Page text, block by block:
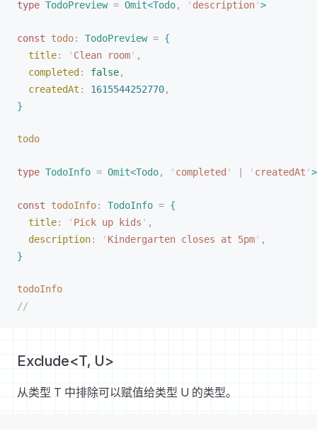
type TodoPreview = Omit<Todo, ' description'>
const todo: TodoPreview = {
title: ' Clean room' ,
completed : false,
createdAt : 1615544252770,
}
todo
type TodoInfo = Omit<Todo, ' completed ' ' createdAt '>
const todoInfo: TodoInfo = {
title: ' Pick up kids ' ,
description: ' Kindergarten closes at 5pm' ,
}
todoInfo
//
Exclude<T, U>
从类型 T 中排除可以赋值给类型 U 的类型。